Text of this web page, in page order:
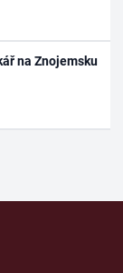
na Znojemsku